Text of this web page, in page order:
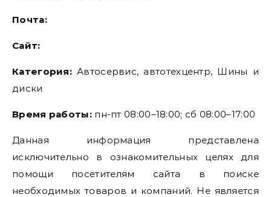
Почта:
Cайт:
Категория: Автосервис, автотехцентр, Шины и
диски
Время работы:пн-пт 08:00–18:00; сб 08:00–17:00
Данная информация представлена
исключительно в ознакомительных целях для
помощи посетителям сайта в поиске
необходимых товаров и компаний. Не является